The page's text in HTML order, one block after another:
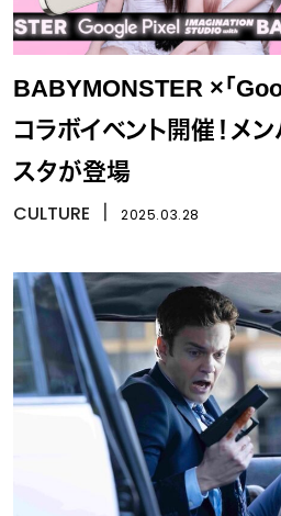
BABYMONSTER ×「
コラボイベント開催！メ
スタが登場
CULTURE 2025.03.28